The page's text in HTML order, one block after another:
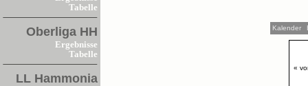
Tabelle
Oberliga HH
Ergebnisse
Tabelle
LL Hammonia
Kalender
«